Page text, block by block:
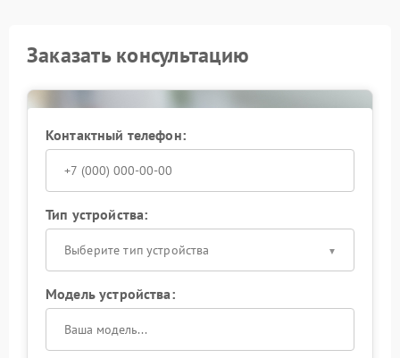
Заказать консультацию
Контактный телефон:
Тип устройства:
Выберите тип устройства
Модель устройства: